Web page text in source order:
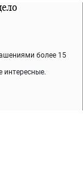
более 15
которое не
аллергию.
выбирайте те,